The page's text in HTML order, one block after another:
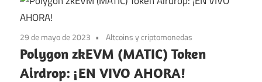
29 de mayo de 2023 Altcoins y criptomonedas
Polygon zkEVM (MATIC) Token
Airdrop: ¡EN VIVO AHORA!